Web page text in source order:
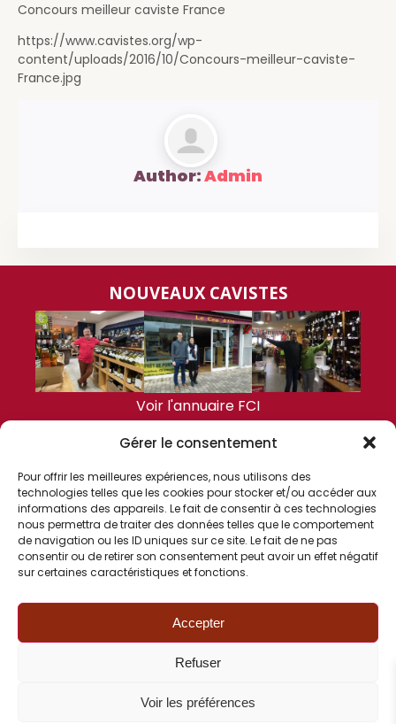
Gérer le consentement
Pour offrir les meilleures expériences, nous utilisons des
technologies telles que les cookies pour stocker et/ou accéder aux
informations des appareils. Le fait de consentir à ces technologies
nous permettra de traiter des données telles que le comportement
de navigation ou les ID uniques sur ce site. Le fait de ne pas
consentir ou de retirer son consentement peut avoir un effet négatif
sur certaines caractéristiques et fonctions.
Accepter
Refuser
Voir les préférences
Concours meilleur caviste France
https://www.cavistes.org/wp-
content/uploads/2016/10/Concours-meilleur-caviste-
France.jpg
Author:Admin
NOUVEAUX CAVISTES
Voir l'annuaire FCI
Voir les actualités FCI
FCI